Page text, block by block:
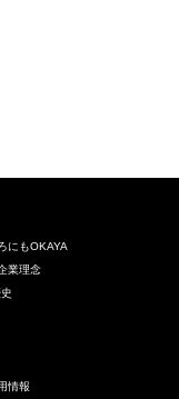
にもOKAYA
業理念
情報